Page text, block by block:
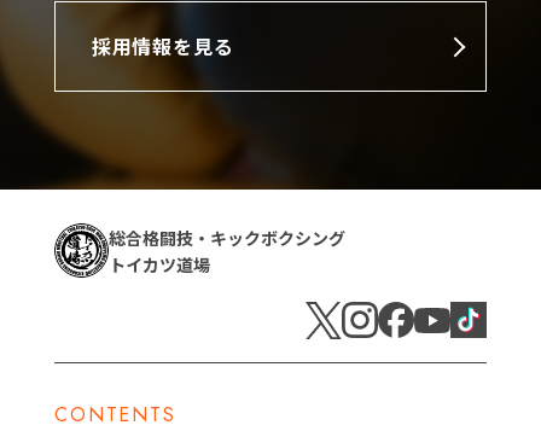
採用情報を見る
総合格闘技・キックボクシング
トイカツ道場
CONTENTS